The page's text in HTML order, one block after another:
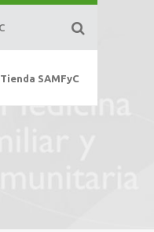
Tienda SAMFyC